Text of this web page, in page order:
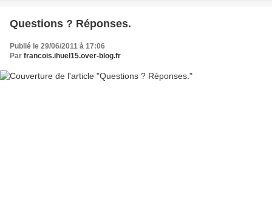
Questions ? Réponses.
Publié le 29/06/2011 à 17:06
Par francois.ihuel15.over-blog.fr